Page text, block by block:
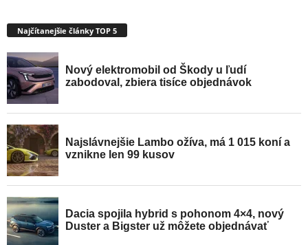
Najčítanejšie články TOP 5